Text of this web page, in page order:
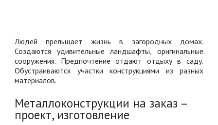
Людей прельщает жизнь в загородных домах.
Создаются удивительные ландшафты, оригинальные
сооружения. Предпочтение отдают отдыху в саду.
Обустраиваются участки конструкциями из разных
материалов.
Металлоконструкции на заказ –
проект, изготовление